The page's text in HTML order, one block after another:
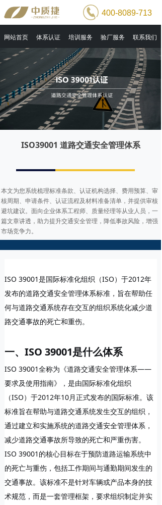
网站首页 体系认证 培训服务 验厂服务 联系我们
400-8089-713
ISO39001 道路交通安全管理体系
本文为您系统梳理标准条款、认证机构选择、费用预算、审
核周期、申请条件、认证流程及材料准备清单，并提供审核
避坑建议。面向企业体系工程师、质量经理等从业人员，一
篇文章讲透，助力提升交通安全管理，降低事故风险，增强
市场竞争力。
ISO 39001是国际标准化组织（ISO）于2012年
发布的道路交通安全管理体系标准，旨在帮助任
何与道路交通系统存在交互的组织系统化减少道
路交通事故的死亡和重伤。
一、ISO 39001是什么体系
ISO 39001全称为《道路交通安全管理体系——
要求及使用指南》，是由国际标准化组织
（ISO）于2012年10月正式发布的国际标准。该
标准旨在帮助与道路交通系统发生交互的组织，
通过建立和实施系统的道路交通安全管理体系，
减少道路交通事故所导致的死亡和严重伤害。
ISO 39001的核心目标在于预防道路运输系统中
的死亡与重伤，包括工作期间与通勤期间发生的
交通事故。该标准不是针对车辆或产品本身的技
术规范，而是一套管理框架 ，要求组织制定并实